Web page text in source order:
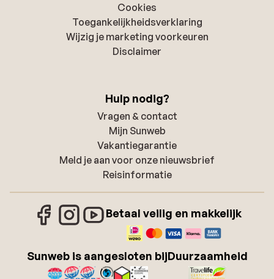
Cookies
Toegankelijkheidsverklaring
Wijzig je marketing voorkeuren
Disclaimer
Hulp nodig?
Vragen & contact
Mijn Sunweb
Vakantiegarantie
Meld je aan voor onze nieuwsbrief
Reisinformatie
Betaal veilig en makkelijk
Sunweb is aangesloten bijDuurzaamheid